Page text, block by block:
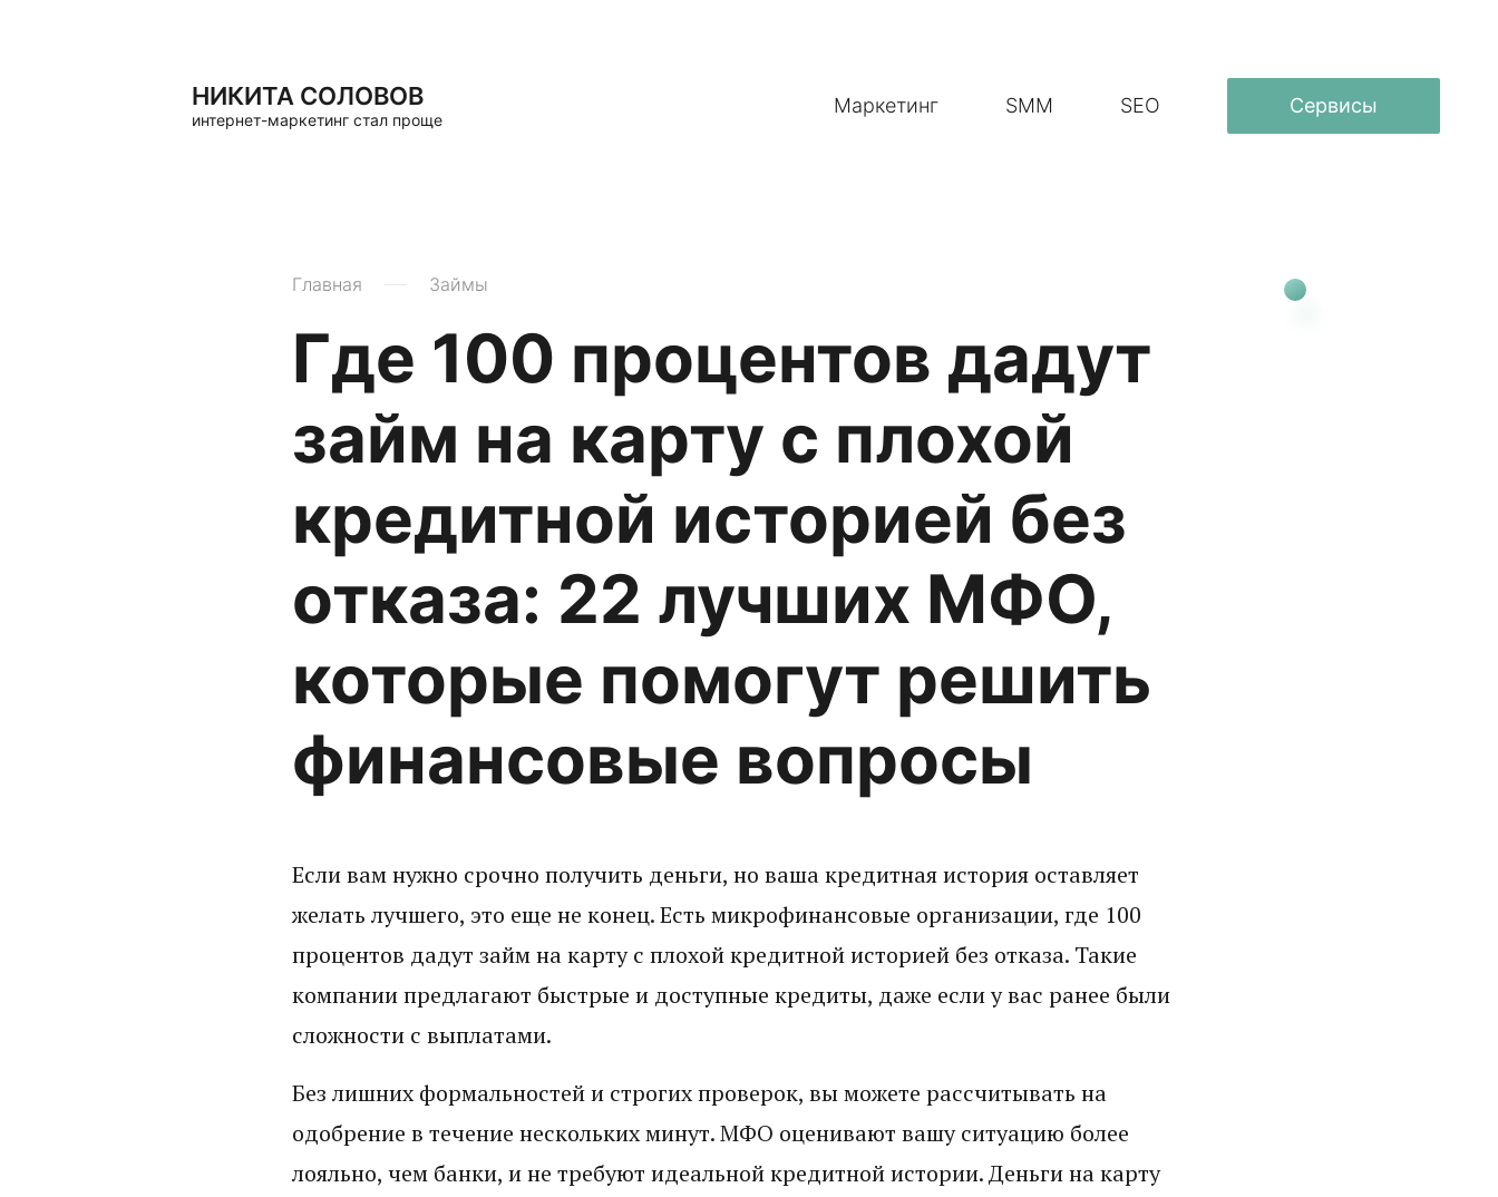
НИКИТА СОЛОВОВ
интернет-маркетинг стал проще
Маркетинг SMM SEO Сервисы
Главная Займы
Где 100 процентов дадут
займ на карту с плохой
кредитной историей без
отказа: 22 лучших МФО,
которые помогут решить
финансовые вопросы
Если вам нужно срочно получить деньги, но ваша кредитная история оставляет
желать лучшего, это еще не конец. Есть микрофинансовые организации, где 100
процентов дадут займ на карту с плохой кредитной историей без отказа. Такие
компании предлагают быстрые и доступные кредиты, даже если у вас ранее были
сложности с выплатами.
Без лишних формальностей и строгих проверок, вы можете рассчитывать на
одобрение в течение нескольких минут. МФО оценивают вашу ситуацию более
лояльно, чем банки, и не требуют идеальной кредитной истории. Деньги на карту